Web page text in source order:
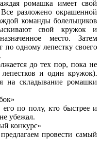
ромашка имеет свой
разложено окрашенной
команды болельщиков
свой кружок и
место. Затем
по одному лепестку своего
до тех пор, пока не
и один кружок).
на складывание ромашки
по полу, кто быстрее и
убежал.
конкурс»
провести самый